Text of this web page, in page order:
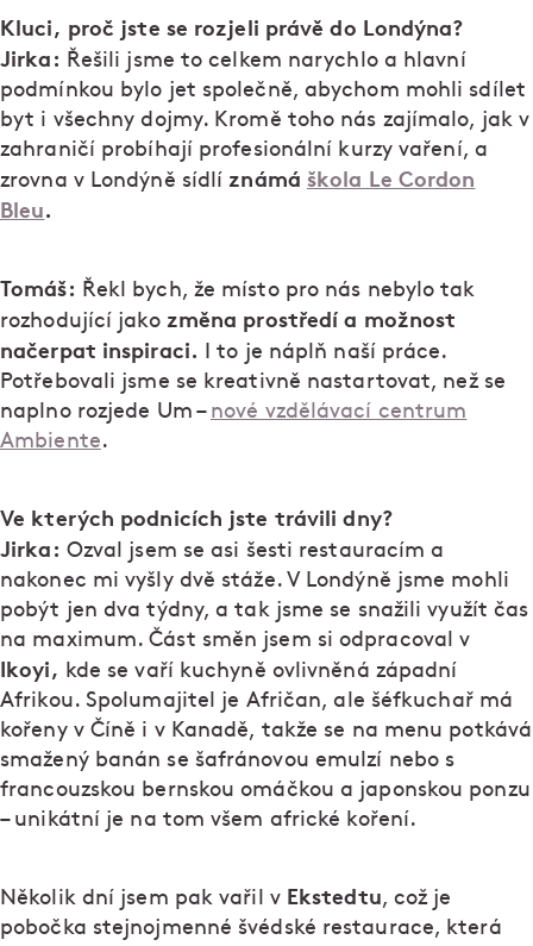
Kluci, proč jste se rozjeli právě do Londýna?
Jirka: Řešili jsme to celkem narychlo a hlavní
podmínkou bylo jet společně, abychom mohli sdílet
byt i všechny dojmy. Kromě toho nás zajímalo, jak v
zahraničí probíhají profesionální kurzy vaření, a
zrovna v Londýně sídlí známá škola Le Cordon
Bleu.
Tomáš: Řekl bych, že místo pro nás nebylo tak
rozhodující jako změna prostředí a možnost
načerpat inspiraci.
I to je náplň naší práce.
Potřebovali jsme se kreativně nastartovat, než se
naplno rozjede Um – nové vzdělávací centrum
Ambiente.
Ve kterých podnicích jste trávili dny?
Jirka: Ozval jsem se asi šesti restauracím a
nakonec mi vyšly dvě stáže. V Londýně jsme mohli
pobýt jen dva týdny, a tak jsme se snažili využít čas
na maximum. Část směn jsem si odpracoval v
Ikoyi, kde se vaří kuchyně ovlivněná západní
Afrikou. Spolumajitel je Afričan, ale šéfkuchař má
kořeny v Číně i v Kanadě, takže se na menu potkává
smažený banán se šafránovou emulzí nebo s
francouzskou bernskou omáčkou a japonskou ponzu
– unikátní je na tom všem africké koření.
Několik dní jsem pak vařil v Ekstedtu, což je
pobočka stejnojmenné švédské restaurace, která